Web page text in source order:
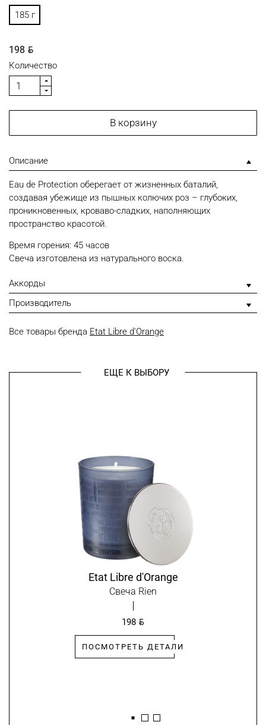
185 г
198 BYN
Количество
В корзину
Описание
Eau de Protection оберегает от жизненных баталий,
создавая убежище из пышных колючих роз – глубоких,
проникновенных, кроваво-сладких, наполняющих
пространство красотой.
Время горения: 45 часов
Свеча изготовлена из натурального воска.
Аккорды
Производитель
Все товары бренда Etat Libre d'Orange
ЕЩЕ К ВЫБОРУ
Etat Libre d'Orange
Свеча Rien
198 BYN
ПОСМОТРЕТЬ ДЕТАЛИ